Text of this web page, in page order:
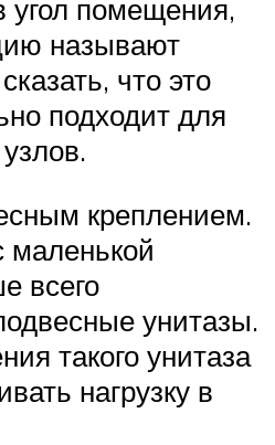
угол помещения,
называют
что это
подходит для
креплением.
всего
унитазы.
такого унитаза
нагрузку в